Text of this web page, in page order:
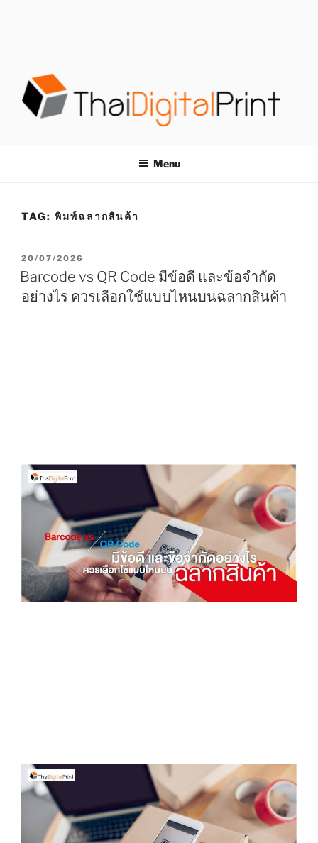
THAIDIGITALPRINT
Menu
TAG: พิมพ์ฉลากสินค้า
P
O
S
T
20/07/2026
Barcode vs QR Code มีข้อดี และข้อจำกัด
อย่างไร ควรเลือกใช้แบบไหนบนฉลากสินค้า